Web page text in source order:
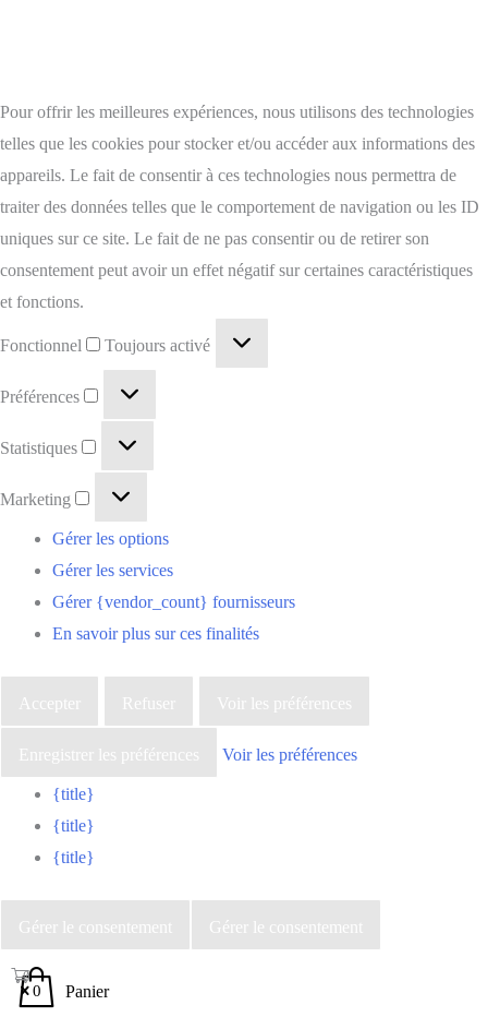
Pour offrir les meilleures expériences, nous utilisons des technologies
telles que les cookies pour stocker et/ou accéder aux informations des
appareils. Le fait de consentir à ces technologies nous permettra de
traiter des données telles que le comportement de navigation ou les ID
uniques sur ce site. Le fait de ne pas consentir ou de retirer son
consentement peut avoir un effet négatif sur certaines caractéristiques
et fonctions.
Fonctionnel Toujours activé
Préférences
Statistiques
Marketing
Gérer les options
Gérer les services
Gérer {vendor_count} fournisseurs
En savoir plus sur ces finalités
Accepter Refuser Voir les préférences
Enregistrer les préférences Voir les préférences
{title}
{title}
{title}
Gérer le consentement Gérer le consentement
0
0 Panier